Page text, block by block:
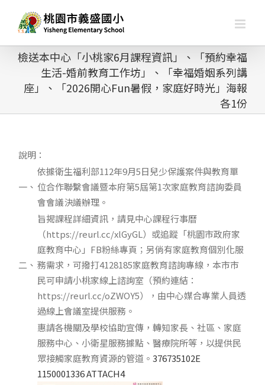
檢送本中心「小桃家6月課程資訊」、「預約幸福
生活-婚前教育工作坊」、「幸福婚姻系列講
座」、「2026開心Fun暑假，家庭好時光」海報
各1份
說明：
一、
依據衛生福利部112年9月5日兒少保護案件與教育單
位合作聯繫會議暨本府第5屆第1次家庭教育諮詢委員
會會議決議辦理。
二、
旨揭課程詳細資訊，請見中心課程行事曆
（https://reurl.cc/xlGyGL）或追蹤「桃園市政府家
庭教育中心」FB粉絲專頁；另倘有家庭教育個別化服
務需求，可撥打4128185家庭教育諮詢專線，本市市
民可申請小桃家線上諮詢室（預約連結：
https://reurl.cc/oZWOY5），由中心媒合專業人員透
過線上會議室提供服務。
惠請各機關及學校協助宣傳，轉知家長、社區、家庭
服務中心、小衛星服務據點、醫療院所等，以提供民
眾接觸家庭教育資源的管道。 376735102E
1150001336 ATTACH4